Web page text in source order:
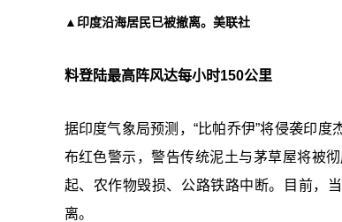
▲印度沿海居民已被撤离。美联社
料登陆最高阵风达每小时150公里
据印度气象局预测，“比帕乔伊”将侵袭印
布红色警示，警告传统泥土与茅草屋将被
起、农作物毁损、公路铁路中断。目前，
离。